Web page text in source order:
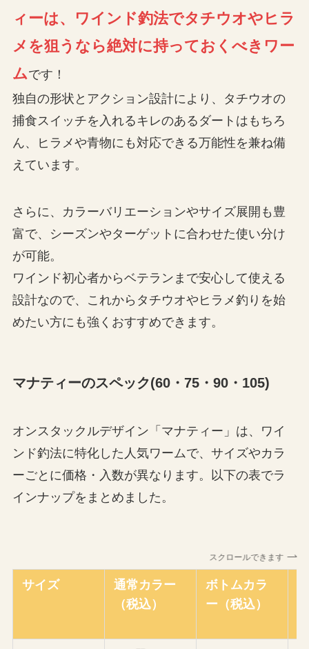
ィーは、ワインド釣法でタチウオやヒラ
メを狙うなら絶対に持っておくべきワー
ムです！
独自の形状とアクション設計により、タチウオの
捕食スイッチを入れるキレのあるダートはもちろ
ん、ヒラメや青物にも対応できる万能性を兼ね備
えています。
さらに、カラーバリエーションやサイズ展開も豊
富で、シーズンやターゲットに合わせた使い分け
が可能。
ワインド初心者からベテランまで安心して使える
設計なので、これからタチウオやヒラメ釣りを始
めたい方にも強くおすすめできます。
マナティーのスペック(60・75・90・105)
オンスタックルデザイン「マナティー」は、ワイ
ンド釣法に特化した人気ワームで、サイズやカラ
ーごとに価格・入数が異なります。以下の表でラ
インナップをまとめました。
スクロールできます
サイズ
通常カラー
（税込）
ボトムカラ
ー（税込）